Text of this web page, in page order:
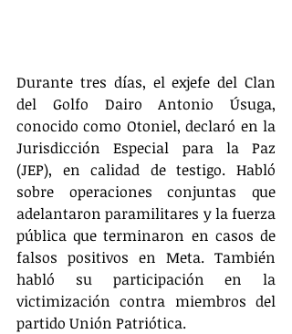
Durante tres días, el exjefe del Clan
del Golfo Dairo Antonio Úsuga,
conocido como Otoniel, declaró en la
Jurisdicción Especial para la Paz
(JEP), en calidad de testigo. Habló
sobre operaciones conjuntas que
adelantaron paramilitares y la fuerza
pública que terminaron en casos de
falsos positivos en Meta. También
habló su participación en la
victimización contra miembros del
partido Unión Patriótica.